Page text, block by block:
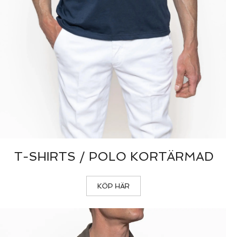
T-SHIRTS / POLO KORTÄRMAD
KÖP HÄR